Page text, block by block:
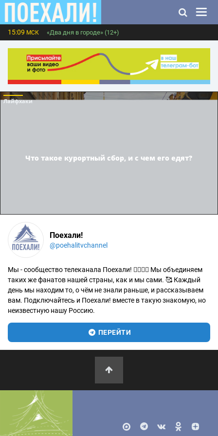
15:09 МСК «Два дня в городе» (12+)
Лайфхаки
Что такое курортный сбор, и с чем его едят?
Поехали!
@poehalitvchannel
Мы - сообщество телеканала Поехали! 🙋‍♂️🙋‍♀️ Мы объединяем
таких же фанатов нашей страны, как и мы сами. 🥰 Каждый
день мы находим то, о чём не знали раньше, и рассказываем
вам. Подключайтесь и Поехали! вместе в такую знакомую, но
неизвестную нашу Россию.
ПЕРЕЙТИ